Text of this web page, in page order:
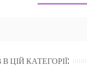
ЦІЙ КАТЕГОРІЇ: